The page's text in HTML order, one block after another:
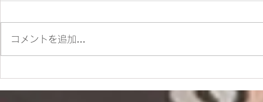
ES700ラリー仕様とES700の
違いをご紹介‼
＊明日から
＊
コメントを追加…